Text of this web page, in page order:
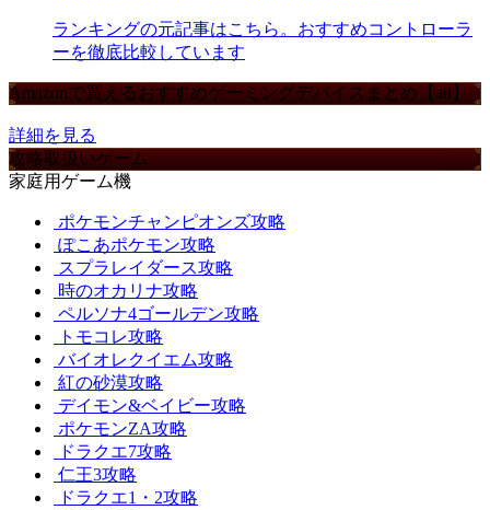
ランキングの元記事はこちら。おすすめコントローラ
ーを徹底比較しています
Amazonで買えるおすすめゲーミングデバイスまとめ【ad】
詳細を見る
攻略取扱いゲーム
家庭用ゲーム機
ポケモンチャンピオンズ攻略
ぽこあポケモン攻略
スプラレイダース攻略
時のオカリナ攻略
ペルソナ4ゴールデン攻略
トモコレ攻略
バイオレクイエム攻略
紅の砂漠攻略
デイモン&ベイビー攻略
ポケモンZA攻略
ドラクエ7攻略
仁王3攻略
ドラクエ1・2攻略